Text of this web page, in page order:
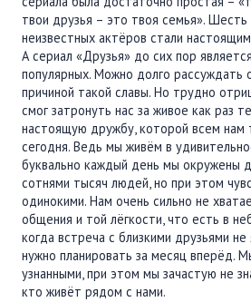
твои друзья – это твоя семья». Шесть
неизвестных актёров стали
А сериал «Друзья» до сих пор
популярных. Можно долго рассуждать
причиной такой славы. Но трудно
смог затронуть нас за живое как раз
настоящую дружбу, которой всем нам
сегодня. Ведь мы живём в
буквально каждый день мы окружены
сотнями тысяч людей, но при этом
одинокими. Нам очень сильно не
общения и той лёгкости, что есть в
когда встреча с близкими друзьями
нужно планировать за месяц вперёд.
узнанными, при этом мы зачастую не
кто живёт рядом с нами.